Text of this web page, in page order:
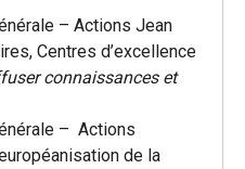
– Actions Jean
Centres d’excellence
connaissances et
– Actions
de la